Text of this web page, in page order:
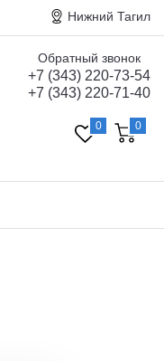
Нижний Тагил
Обратный звонок
+7 (343) 220-73-54
+7 (343) 220-71-40
0 0